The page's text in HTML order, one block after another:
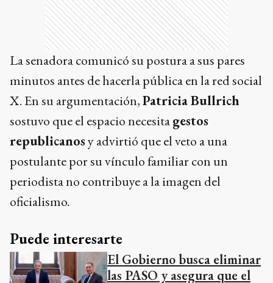
La senadora comunicó su postura a sus pares
minutos antes de hacerla pública en la red social
X. En su argumentación,Patricia Bullrich
sostuvo que el espacio necesitagestos
republicanosy advirtió que el veto a una
postulante por su vínculo familiar con un
periodista no contribuye a la imagen del
oficialismo.
Puede interesarte
El Gobierno busca eliminar
las PASO y asegura que el